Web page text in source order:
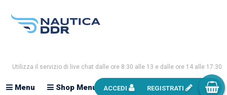
Utilizza il servizio di live chat dalle ore 8:30 alle 13 e dalle ore 14 alle 17:30
Shop Menu
Menu ACCEDI REGISTRATI